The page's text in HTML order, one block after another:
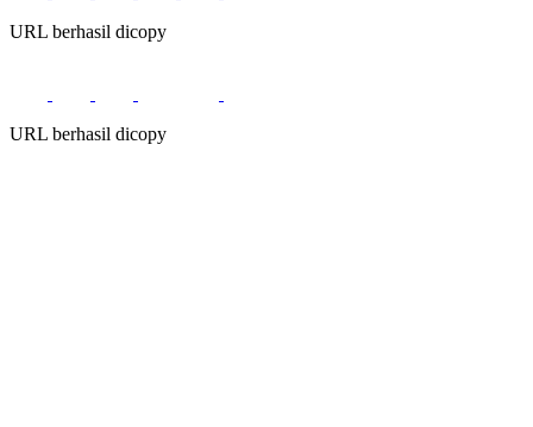
URL berhasil dicopy
URL berhasil dicopy